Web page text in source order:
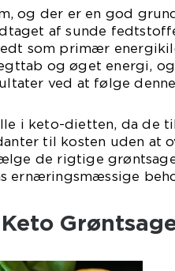
og der er en god
af sunde
som primær
og øget energi, og
ved at følge
i keto-dietten, da de
til kosten uden at
de rigtige
ernæringsmæssige